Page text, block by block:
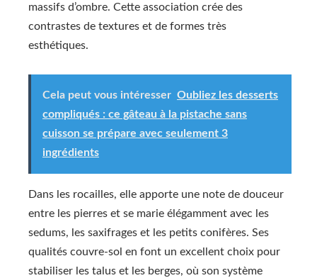
massifs d’ombre. Cette association crée des
contrastes de textures et de formes très
esthétiques.
Cela peut vous intéresser Oubliez les desserts
compliqués : ce gâteau à la pistache sans
cuisson se prépare avec seulement 3
ingrédients
Dans les rocailles, elle apporte une note de douceur
entre les pierres et se marie élégamment avec les
sedums, les saxifrages et les petits conifères. Ses
qualités couvre-sol en font un excellent choix pour
stabiliser les talus et les berges, où son système